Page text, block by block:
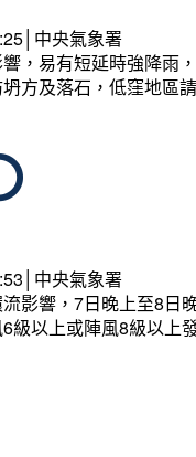
中央氣象署
，易有短延時強降雨
方及落石，低窪地區
中央氣象署
影響，7日晚上至8日
級以上或陣風8級以上